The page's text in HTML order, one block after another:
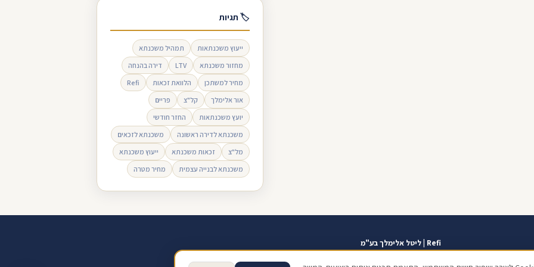
🏷 תגיות
ייעוץ משכנתאות
תמהיל משכנתא
מחזור משכנתא
LTV
דירה בהנחה
מחיר למשתכן
הלוואת זכאות
Refi
אור אלימלך
קל"צ
פריים
יועץ משכנתאות
החזר חודשי
משכנתא לדירה ראשונה
משכנתא לזכאים
מל"צ
זכאות משכנתא
ייעוץ משכנתא
משכנתא לבנייה עצמית
מחיר מטרה
Refi | ליטל אלימלך בע"מ
אזור אישי כתוב ביקורת בגוגל תנאי שימוש